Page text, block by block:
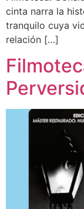
cinta narra la
tranquilo cuya
relación […]